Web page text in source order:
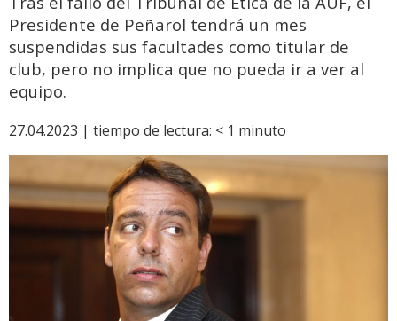
Presidente de Peñarol tendrá un mes
suspendidas sus facultades como titular de
club, pero no implica que no pueda ir a ver al
equipo.
27.04.2023 | tiempo de lectura: < 1 minuto